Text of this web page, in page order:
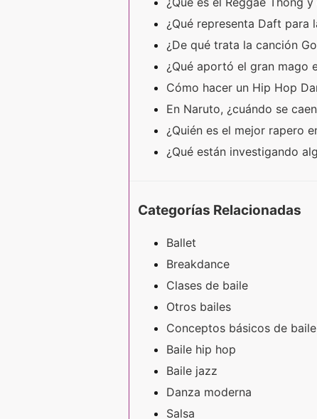
¿Qué representa Daft para
¿De qué trata la canción
¿Qué aportó el gran mago
Cómo hacer un Hip Hop
En Naruto, ¿cuándo se
¿Quién es el mejor rapero
¿Qué están investigando
Categorías Relacionadas
Ballet
Breakdance
Clases de baile
Otros bailes
Conceptos básicos de baile
Baile hip hop
Baile jazz
Danza moderna
Salsa